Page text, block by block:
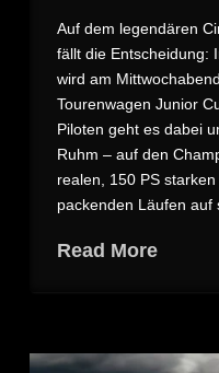
Auf dem legendären
fällt die Entscheidung:
wird am
Tourenwagen Junior
Piloten geht es dabei
Ruhm – auf den
realen, 150 PS
packenden Läufen auf
Read More